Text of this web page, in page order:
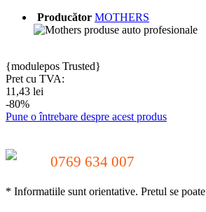
Producător MOTHERS
{modulepos Trusted}
Pret cu TVA:
11,43 lei
-80%
Pune o întrebare despre acest produs
0769 634 007
* Informatiile sunt orientative. Pretul se